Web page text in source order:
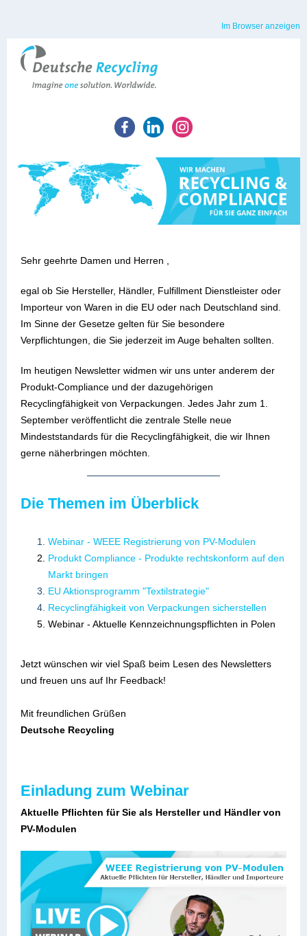
Im Browser anzeigen
Sehr geehrte Damen und Herren ,
egal ob Sie Hersteller, Händler, Fulfillment Dienstleister oder
Importeur von Waren in die EU oder nach Deutschland sind.
Im Sinne der Gesetze gelten für Sie besondere
Verpflichtungen, die Sie jederzeit im Auge behalten sollten.
Im heutigen Newsletter widmen wir uns unter anderem der
Produkt-Compliance und der dazugehörigen
Recyclingfähigkeit von Verpackungen. Jedes Jahr zum 1.
September veröffentlicht die zentrale Stelle neue
Mindeststandards für die Recyclingfähigkeit, die wir Ihnen
gerne näherbringen möchten.
Die Themen im Überblick
Webinar - WEEE Registrierung von PV-Modulen
Produkt Compliance - Produkte rechtskonform auf den
Markt bringen
EU Aktionsprogramm "Textilstrategie"
Recyclingfähigkeit von Verpackungen sicherstellen
Webinar - Aktuelle Kennzeichnungspflichten in Polen
Jetzt wünschen wir viel Spaß beim Lesen des Newsletters
und freuen uns auf Ihr Feedback!
Mit freundlichen Grüßen
Deutsche Recycling
Einladung zum Webinar
Aktuelle Pflichten für Sie als Hersteller und Händler von
PV-Modulen